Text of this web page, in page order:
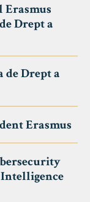
Drept a
Drept a
Erasmus